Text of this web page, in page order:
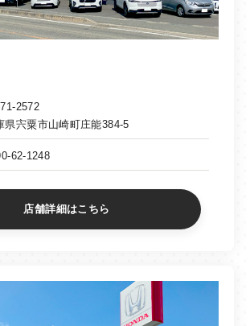
2572
県宍粟市山崎町庄能384-5
62-1248
店舗詳細はこちら